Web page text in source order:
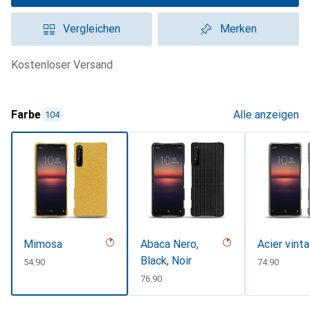
Vergleichen Merken
kostenloser Versand
Farbe 104 Alle anzeigen
Mimosa
CHF
54.90
Abaca Nero,
Black, Noir
CHF
76.90
Acier
CHF
74.90